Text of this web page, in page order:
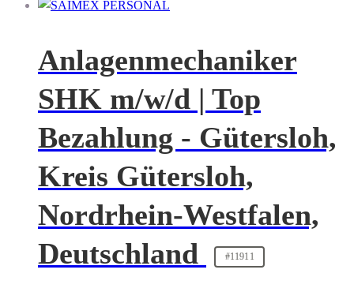
Anlagenmechaniker
SHK m/w/d | Top
Bezahlung - Gütersloh,
Kreis Gütersloh,
Nordrhein-Westfalen,
Deutschland
#11911